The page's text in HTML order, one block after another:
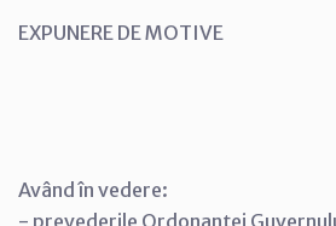
EXPUNERE DE MOTIVE
Având în vedere:
- prevederile Ordonanţei